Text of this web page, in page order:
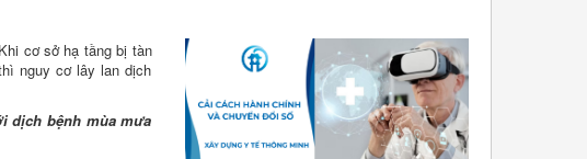
cơ sở hạ tầng bị tàn
nguy cơ lây lan dịch
dịch bệnh mùa mưa